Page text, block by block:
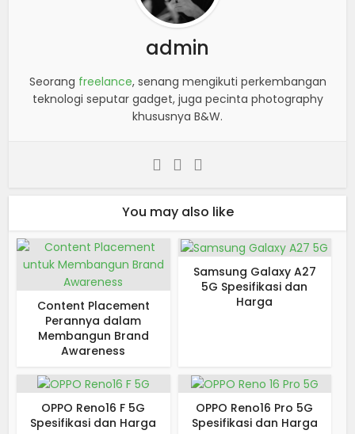
admin
Seorang freelance, senang mengikuti perkembangan
teknologi seputar gadget, juga pecinta photography
khususnya B&W.
You may also like
Content Placement
Perannya dalam
Membangun Brand
Awareness
Samsung Galaxy A27
5G Spesifikasi dan
Harga
OPPO Reno16 F 5G
Spesifikasi dan Harga
OPPO Reno16 Pro 5G
Spesifikasi dan Harga